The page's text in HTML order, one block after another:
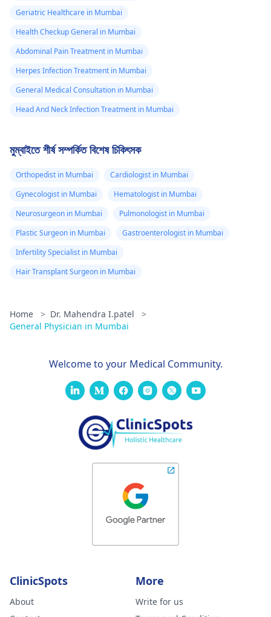
Geriatric Healthcare in Mumbai
Health Checkup General in Mumbai
Abdominal Pain Treatment in Mumbai
Herpes Infection Treatment in Mumbai
General Medical Consultation in Mumbai
Head And Neck Infection Treatment in Mumbai
মুম্বাইতে শীর্ষ সম্পর্কিত বিশেষ চিকিৎসক
Orthopedist in Mumbai
Cardiologist in Mumbai
Gynecologist in Mumbai
Hematologist in Mumbai
Neurosurgeon in Mumbai
Pulmonologist in Mumbai
Plastic Surgeon in Mumbai
Gastroenterologist in Mumbai
Infertility Specialist in Mumbai
Hair Transplant Surgeon in Mumbai
Home > Dr. Mahendra I.patel
>
General Physician in Mumbai
Welcome to your Medical Community.
ClinicSpots
About
More
Write for us